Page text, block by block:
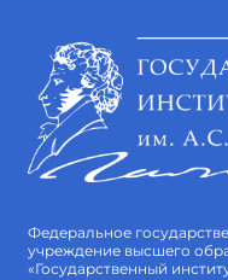
Федеральное
учреждение высшего
«Государственный